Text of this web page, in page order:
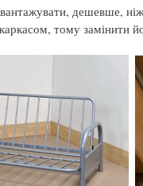
дешевше,
тому замінити